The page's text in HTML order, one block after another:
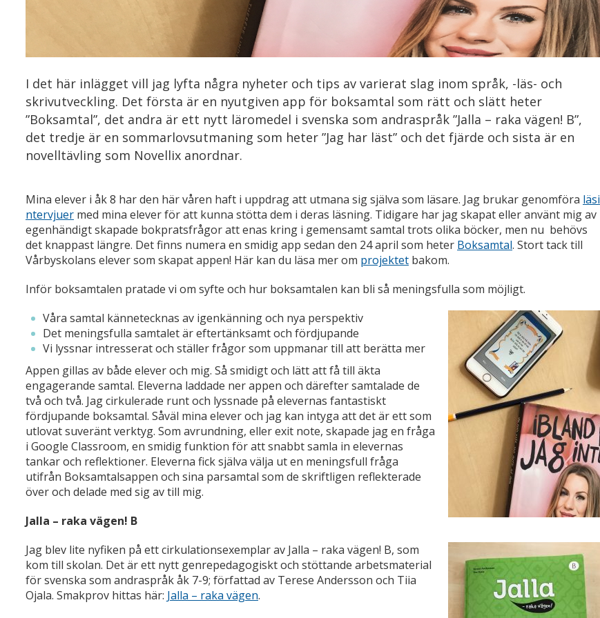
I det här inlägget vill jag lyfta några nyheter och tips av varierat slag inom språk, -läs- och
skrivutveckling. Det första är en nyutgiven app för boksamtal som rätt och slätt heter
”Boksamtal”, det andra är ett nytt läromedel i svenska som andraspråk ”Jalla – raka vägen! B”,
det tredje är en sommarlovsutmaning som heter ”Jag har läst” och det fjärde och sista är en
novelltävling som Novellix anordnar.
Mina elever i åk 8 har den här våren haft i uppdrag att utmana sig själva som läsare. Jag brukar genomföra läsi
ntervjuer med mina elever för att kunna stötta dem i deras läsning. Tidigare har jag skapat eller använt mig av
egenhändigt skapade bokpratsfrågor att enas kring i gemensamt samtal trots olika böcker, men nu behövs
det knappast längre. Det finns numera en smidig app sedan den 24 april som heter Boksamtal. Stort tack till
Vårbyskolans elever som skapat appen! Här kan du läsa mer om projektet bakom.
Inför boksamtalen pratade vi om syfte och hur boksamtalen kan bli så meningsfulla som möjligt.
Våra samtal kännetecknas av igenkänning och nya perspektiv
Det meningsfulla samtalet är eftertänksamt och fördjupande
Vi lyssnar intresserat och ställer frågor som uppmanar till att berätta mer
Appen gillas av både elever och mig. Så smidigt och lätt att få till äkta
engagerande samtal. Eleverna laddade ner appen och därefter samtalade de
två och två. Jag cirkulerade runt och lyssnade på elevernas fantastiskt
fördjupande boksamtal. Såväl mina elever och jag kan intyga att det är ett som
utlovat suveränt verktyg. Som avrundning, eller exit note, skapade jag en fråga
i Google Classroom, en smidig funktion för att snabbt samla in elevernas
tankar och reflektioner. Eleverna fick själva välja ut en meningsfull fråga
utifrån Boksamtalsappen och sina parsamtal som de skriftligen reflekterade
över och delade med sig av till mig.
Jalla – raka vägen! B
Jag blev lite nyfiken på ett cirkulationsexemplar av Jalla – raka vägen! B, som
kom till skolan. Det är ett nytt genrepedagogiskt och stöttande arbetsmaterial
för svenska som andraspråk åk 7-9; författad av Terese Andersson och Tiia
Ojala. Smakprov hittas här: Jalla – raka vägen.